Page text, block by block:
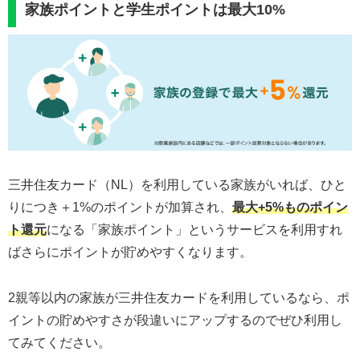
家族ポイントと学生ポイントは最大10%
三井住友カード（NL）を利用している家族がいれば、ひと
りにつき＋1%のポイントが加算され、 最大+5%ものポイン
ト還元になる「家族ポイント」というサービスを利用すれ
ばさらにポイントが貯めやすくなります。
2親等以内の家族が三井住友カードを利用しているなら、ポ
イントの貯めやすさが段違いにアップするのでぜひ利用し
てみてください。